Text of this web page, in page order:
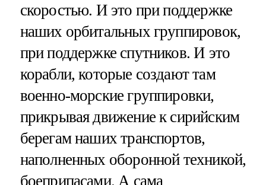
скоростью. И это при поддержке
наших орбитальных группировок,
при поддержке спутников. И это
корабли, которые создают там
военно-морские группировки,
прикрывая движение к сирийским
берегам наших транспортов,
наполненных оборонной техникой,
боеприпасами. А сама